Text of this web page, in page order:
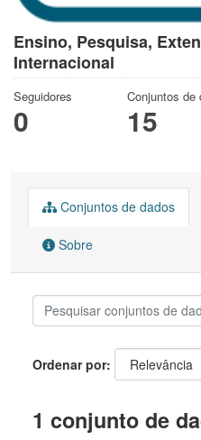
Ensino, Pesquisa,
Internacional
Seguidores
0
Conjuntos de
15
Conjuntos de dados
Sobre
Ordenar por
1 conjunto de